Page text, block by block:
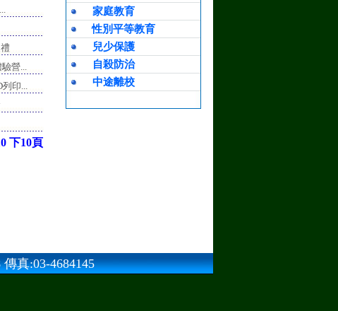
營...
印...
下10頁
家庭教育
性別平等教育
兒少保護
自殺防治
中途離校
真:03-4684145